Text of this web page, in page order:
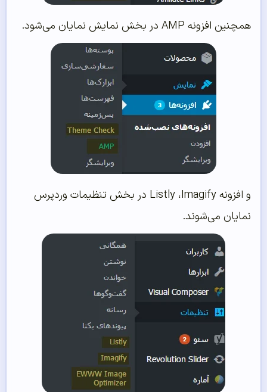
همچنین افزونه AMP در بخش نمایش نمایان می‌‌شود.
و افزونه Listly ،Imagify در بخش تنظیمات وردپرس
نمایان می‌‌شوند.